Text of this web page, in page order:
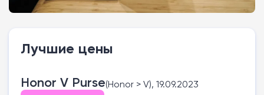
Лучшие цены
Honor V Purse(Honor > V), 19.09.2023